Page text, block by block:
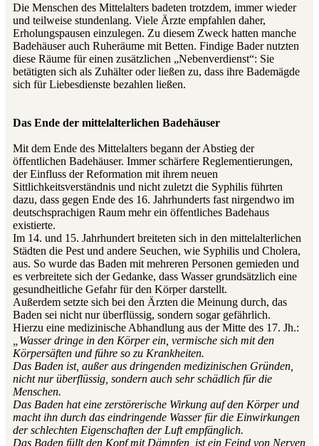
Die Menschen des Mittelalters badeten trotzdem, immer wieder
und teilweise stundenlang. Viele Ärzte empfahlen daher,
Erholungspausen einzulegen. Zu diesem Zweck hatten manche
Badehäuser auch Ruheräume mit Betten. Findige Bader nutzten
diese Räume für einen zusätzlichen „Nebenverdienst“: Sie
betätigten sich als Zuhälter oder ließen zu, dass ihre Bademägde
sich für Liebesdienste bezahlen ließen.
Das Ende der mittelalterlichen Badehäuser
Mit dem Ende des Mittelalters begann der Abstieg der
öffentlichen Badehäuser. Immer schärfere Reglementierungen,
der Einfluss der Reformation mit ihrem neuen
Sittlichkeitsverständnis und nicht zuletzt die Syphilis führten
dazu, dass gegen Ende des 16. Jahrhunderts fast nirgendwo im
deutschsprachigen Raum mehr ein öffentliches Badehaus
existierte.
Im 14. und 15. Jahrhundert breiteten sich in den mittelalterlichen
Städten die Pest und andere Seuchen, wie Syphilis und Cholera,
aus. So wurde das Baden mit mehreren Personen gemieden und
es verbreitete sich der Gedanke, dass Wasser grundsätzlich eine
gesundheitliche Gefahr für den Körper darstellt.
Außerdem setzte sich bei den Ärzten die Meinung durch, das
Baden sei nicht nur überflüssig, sondern sogar gefährlich.
Hierzu eine medizinische Abhandlung aus der Mitte des 17. Jh.:
„Wasser dringe in den Körper ein, vermische sich mit den
Körpersäften und führe so zu Krankheiten.
Das Baden ist, außer aus dringenden medizinischen Gründen,
nicht nur überflüssig, sondern auch sehr schädlich für die
Menschen.
Das Baden hat eine zerstörerische Wirkung auf den Körper und
macht ihn durch das eindringende Wasser für die Einwirkungen
der schlechten Eigenschaften der Luft empfänglich.
Das Baden füllt den Kopf mit Dämpfen, ist ein Feind von Nerven